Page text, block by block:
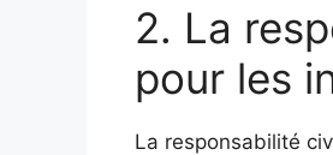
2. La
pour les
La responsabilité